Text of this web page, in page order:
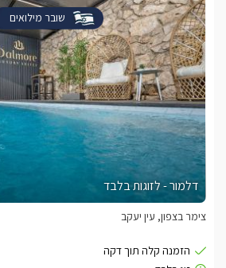
שובר מילואים
דלמור - לזוגות בלבד
צימר בצפון, עין יעקב